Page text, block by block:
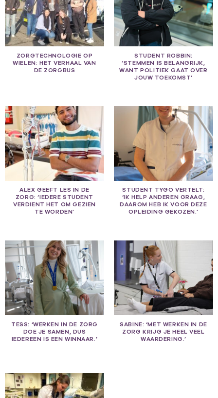
ZORGTECHNOLOGIE OP
WIELEN: HET VERHAAL VAN
DE ZORGBUS
STUDENT ROBBIN:
‘STEMMEN IS BELANGRIJK,
WANT POLITIEK GAAT OVER
JOUW TOEKOMST’
ALEX GEEFT LES IN DE
ZORG: ‘IEDERE STUDENT
VERDIENT HET OM GEZIEN
TE WORDEN’
STUDENT TYGO VERTELT:
‘IK HELP ANDEREN GRAAG,
DAAROM HEB IK VOOR DEZE
OPLEIDING GEKOZEN.’
TESS: ‘WERKEN IN DE ZORG
DOE JE SAMEN, DUS
IEDEREEN IS EEN WINNAAR.’
SABINE: ‘MET WERKEN IN DE
ZORG KRIJG JE HEEL VEEL
WAARDERING.’